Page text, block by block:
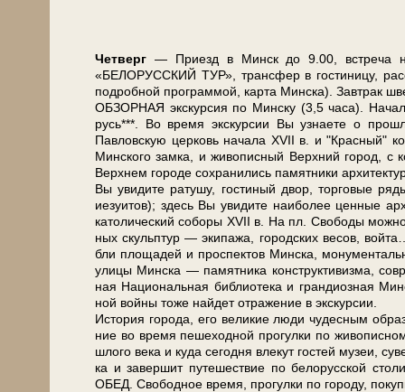
Чет­верг — При­езд в Минск до 9.00, встре­ча
«БЕЛОРУССКИЙ ТУР», транс­фер в го­сти­ни­цу,
по­дроб­ной про­грам­мой, кар­та Мин­ска). Завтрак
ОБЗОРНАЯ экскурсия по Мин­ску (3,5 ча­са).
русь***. Во вре­мя экс­кур­сии Вы узна­е­те о
Павловскую цер­ковь на­ча­ла ХVII в. и "Крас­ный"
Мин­ско­го зам­ка, и жи­во­пис­ный Верх­ний го­род, с
Верх­нем го­ро­де со­хра­ни­лись па­мят­ни­ки
Вы уви­ди­те ра­ту­шу, го­сти­ный двор, тор­го­вые
иезуи­тов); здесь Вы уви­ди­те наи­бо­лее цен­ные
ка­то­ли­че­ский со­бо­ры ХVII в. На пл. Сво­бо­ды
ных скульп­тур — эки­па­жа, го­род­ских ве­сов,
бли пло­ща­дей и про­спек­тов Мин­ска,
ули­цы Мин­ска — па­мят­ни­ка кон­ст­рук­ти­виз­ма,
ная На­ци­о­наль­ная биб­лио­те­ка и гран­ди­оз­ная
ной вой­ны то­же най­дет от­ра­же­ние в экс­кур­сии.
История го­ро­да, его ве­ли­кие лю­ди чу­дес­ным
ние во вре­мя пе­ше­ход­ной про­гул­ки по
шло­го ве­ка и ку­да се­год­ня вле­кут го­стей му­зеи,
ка и за­вер­шит пу­те­ше­ствие по бе­ло­рус­ской
ОБЕД. Сво­бод­ное вре­мя, про­гул­ки по го­ро­ду,